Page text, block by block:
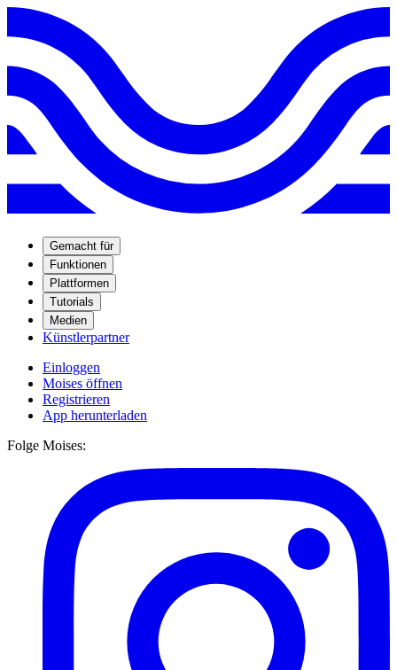
Gemacht für
Funktionen
Plattformen
Tutorials
Medien
Künstlerpartner
Einloggen
Moises öffnen
Registrieren
App herunterladen
Folge Moises: